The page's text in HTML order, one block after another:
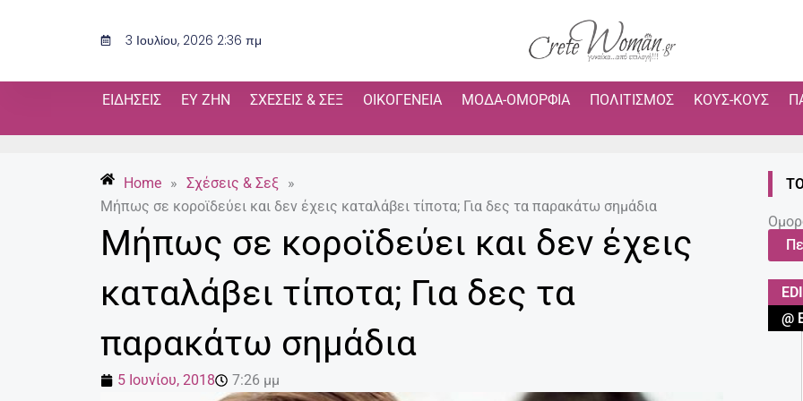
3 Ιουλίου, 2026 2:36 πμ
ΕΙΔΉΣΕΙΣ ΕΥ ΖΗΝ ΣΧΈΣΕΙΣ & ΣΕΞ ΟΙΚΟΓΈΝΕΙΑ ΜΌΔΑ-ΟΜΟΡΦΙΆ ΠΟΛΙΤΙΣΜΌΣ ΚΟΥΣ-ΚΟΥΣ
Home » Σχέσεις & Σεξ
»
Μήπως σε κοροϊδεύει και δεν έχεις καταλάβει τίποτα; Για δες τα παρακάτω σημάδια
Μήπως σε κοροϊδεύει και δεν έχεις
καταλάβει τίποτα; Για δες τα
παρακάτω σημάδια
5 Ιουνίου, 2018 7:26 μμ
@